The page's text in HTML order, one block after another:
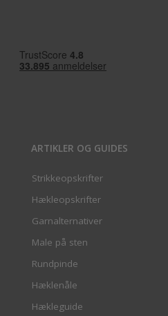
ARTIKLER OG GUIDES
Strikkeopskrifter
Hækleopskrifter
Garnalternativer
Male på sten
Rundpinde
Hæklenåle
Hækleguide